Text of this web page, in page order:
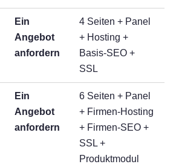
Ein
Angebot
anfordern
4 Seiten + Panel
+ Hosting +
Basis-SEO +
SSL
Ein
Angebot
anfordern
6 Seiten + Panel
+ Firmen-Hosting
+ Firmen-SEO +
SSL +
Produktmodul